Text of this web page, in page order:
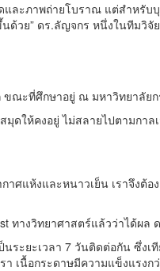
และภาพถ่ายโบราณ แต่สำหรั
ด้วย” ดร.ลัญจกร หนึ่งในทีมวิ
ะที่ศึกษาอยู่ ณ มหาวิทยาลัยก
ให้คงอยู่ ไม่สลายไปตามกา
ศแห้งและหนาวเย็น เราจึง
ทางวิทยาศาสตร์แล้วว่าได้ผล
ะยะเวลา 7 วันติดต่อกัน ซึ่ง
เนื้อกระดาษมีความแข็งแรงก